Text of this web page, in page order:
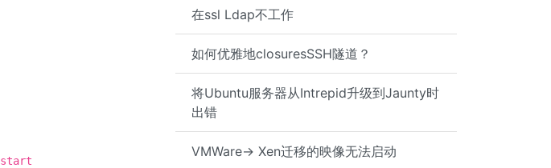
在ssl Ldap不工作
如何优雅地closuresSSH隧道？
将Ubuntu服务器从Intrepid升级到Jaunty时
出错
VMWare-> Xen迁移的映像无法启动